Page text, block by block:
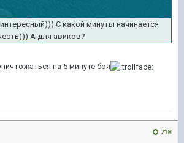
С какой минуты начинается
А для авиков?
на 5 минуте боя
718